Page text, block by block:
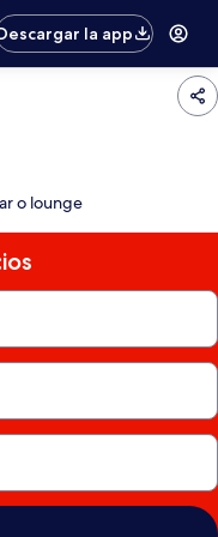
la app
o lounge